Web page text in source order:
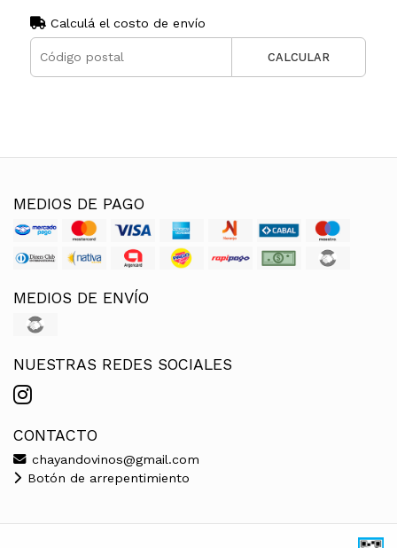
Calculá el costo de envío
CALCULAR
MEDIOS DE PAGO
MEDIOS DE ENVÍO
NUESTRAS REDES SOCIALES
CONTACTO
chayandovinos@gmail.com
Botón de arrepentimiento